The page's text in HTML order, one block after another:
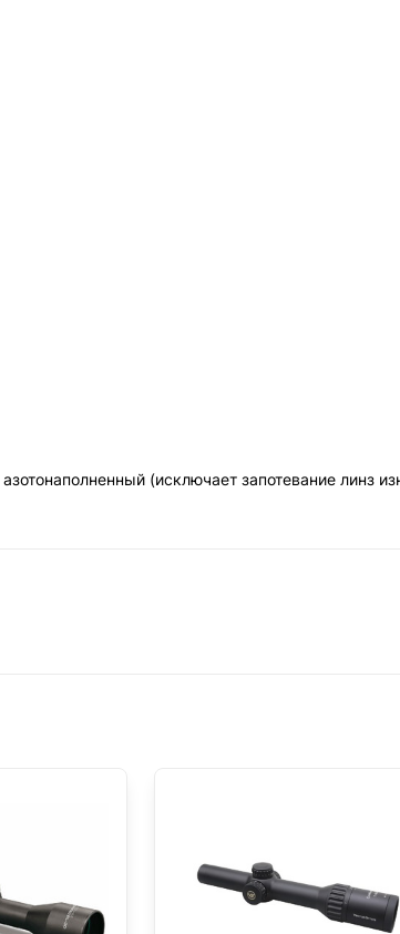
(исключает запотевание линз